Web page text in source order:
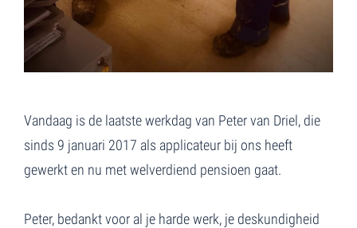
Vandaag is de laatste werkdag van Peter van Driel, die
sinds 9 januari 2017 als applicateur bij ons heeft
gewerkt en nu met welverdiend pensioen gaat.
Peter, bedankt voor al je harde werk, je deskundigheid